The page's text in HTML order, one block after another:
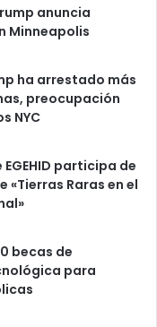
anuncia
Minneapolis
ha arrestado más
preocupación
NYC
participa de
«Tierras Raras en el
becas de
para